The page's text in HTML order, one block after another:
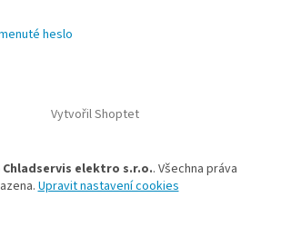
heslo
Vytvořil Shoptet
Chladservis elektro s.r.o.. Všechna práva
Upravit nastavení cookies